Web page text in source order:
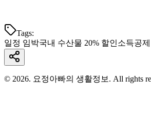
Tags:
일정 임박국내 수산물 20% 할인소득공
© 2026. 요정아빠의 생활정보. All rights